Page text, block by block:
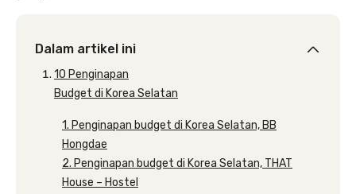
Dalam artikel ini
10 Penginapan
Budget di Korea Selatan
1. Penginapan budget di Korea Selatan, BB
Hongdae
2. Penginapan budget di Korea Selatan, THAT
House – Hostel